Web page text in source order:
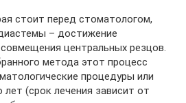
стоит перед стоматологом,
– достижение
центральных резцов.
метода этот процесс
процедуры или
лет (срок лечения зависит от